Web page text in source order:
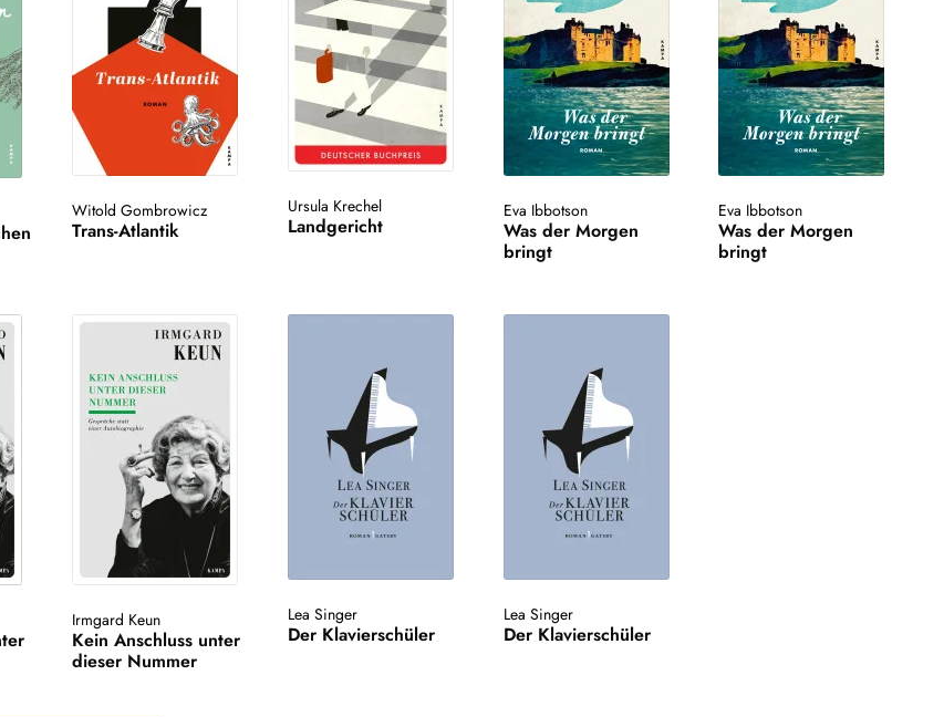
Witold Gombrowicz
Trans-Atlantik
Ursula Krechel
Landgericht
Eva Ibbotson
Was der Morgen
bringt
Eva Ibbotson
Was der Morgen
bringt
Irmgard Keun
Kein Anschluss unter
dieser Nummer
Lea Singer
Der Klavierschüler
Lea Singer
Der Klavierschüler